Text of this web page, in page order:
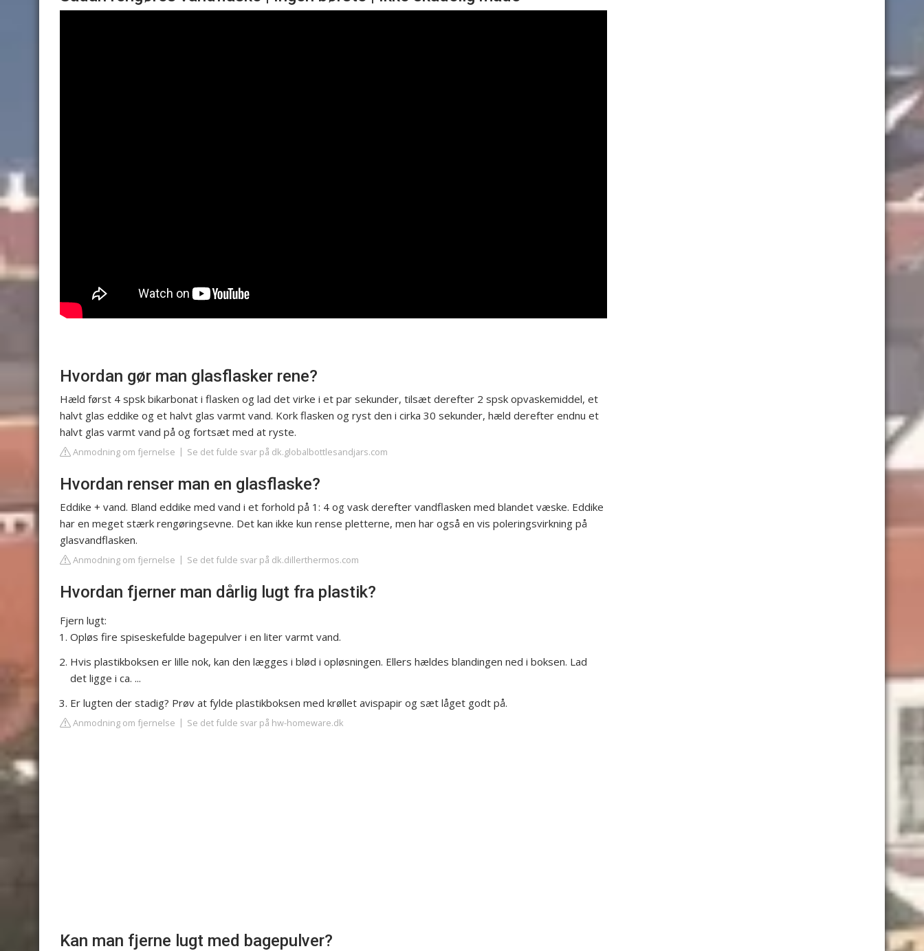
Hvordan gør man glasflasker rene?
Hæld først 4 spsk bikarbonat i flasken og lad det virke i et par sekunder, tilsæt derefter 2 spsk opvaskemiddel, et
halvt glas eddike og et halvt glas varmt vand. Kork flasken og ryst den i cirka 30 sekunder, hæld derefter endnu et
halvt glas varmt vand på og fortsæt med at ryste.
Anmodning om fjernelse Se det fulde svar på dk.globalbottlesandjars.com
Hvordan renser man en glasflaske?
Eddike + vand. Bland eddike med vand i et forhold på 1: 4 og vask derefter vandflasken med blandet væske. Eddike
har en meget stærk rengøringsevne. Det kan ikke kun rense pletterne, men har også en vis poleringsvirkning på
glasvandflasken.
Anmodning om fjernelse Se det fulde svar på dk.dillerthermos.com
Hvordan fjerner man dårlig lugt fra plastik?
Fjern lugt:
Opløs fire spiseskefulde bagepulver i en liter varmt vand.
Hvis plastikboksen er lille nok, kan den lægges i blød i opløsningen. Ellers hældes blandingen ned i boksen. Lad
det ligge i ca. ...
Er lugten der stadig? Prøv at fylde plastikboksen med krøllet avispapir og sæt låget godt på.
Anmodning om fjernelse Se det fulde svar på hw-homeware.dk
Kan man fjerne lugt med bagepulver?